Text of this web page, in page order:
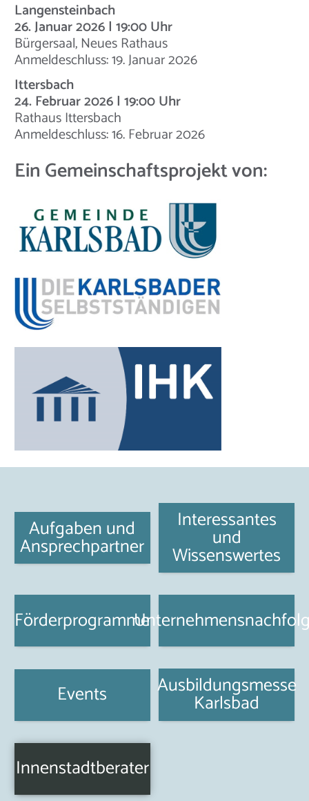
Langensteinbach
26. Januar 2026 | 19:00 Uhr
Bürgersaal, Neues Rathaus
Anmeldeschluss: 19. Januar 2026
Ittersbach
24. Februar 2026 | 19:00 Uhr
Rathaus Ittersbach
Anmeldeschluss: 16. Februar 2026
Ein Gemeinschaftsprojekt von:
Aufgaben und
Ansprechpartner
Interessantes
und
Wissenswertes
Förderprogramme
Events Ausbildungsmesse
Karlsbad
Innenstadtberater